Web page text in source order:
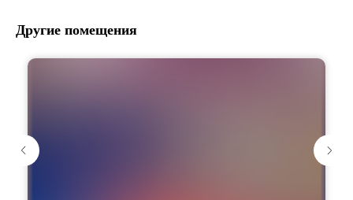
Другие помещения